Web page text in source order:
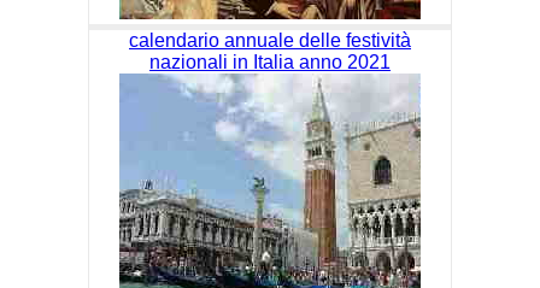
calendario annuale delle festività
nazionali in Italia anno 2021